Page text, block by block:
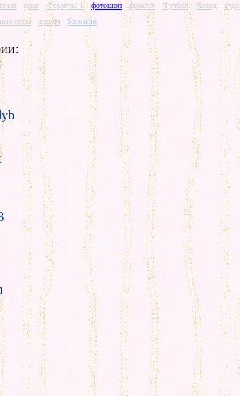
флаг Формула 1 фотошоп фрактал Футбол Холод
обои шрифт Япония